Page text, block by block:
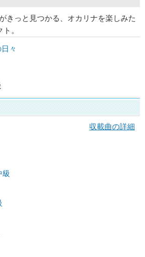
きっと見つかる、オカリナを楽しみた
。
々
収載曲の詳細
級